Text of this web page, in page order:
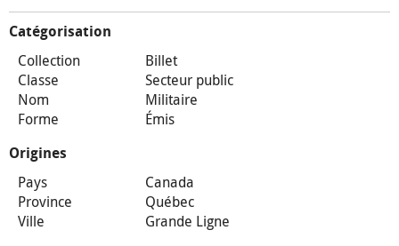
Catégorisation
Collection
Billet
Classe
Secteur public
Nom
Militaire
Forme
Émis
Origines
Pays
Canada
Province
Québec
Ville
Grande Ligne